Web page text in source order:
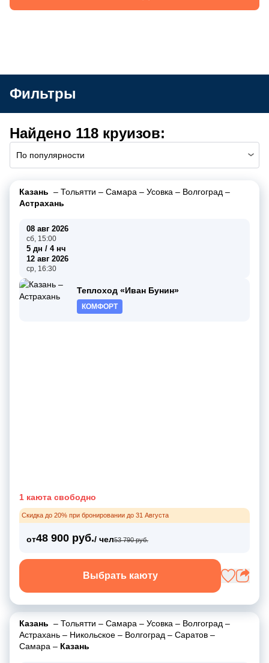
Фильтры
Найдено 118 круизов:
По популярности
Казань – Тольятти – Самара – Усовка – Волгоград –
Астрахань
08 авг 2026
сб, 15:00
5 дн / 4 нч
12 авг 2026
ср, 16:30
Теплоход «Иван Бунин»
КОМФОРТ
1 каюта свободно
Скидка до 20% при бронировании до 31 Августа
от48 900 руб./ чел53 790 руб.
Выбрать каюту
Казань – Тольятти – Самара – Усовка – Волгоград –
Астрахань – Никольское – Волгоград – Саратов –
Самара – Казань